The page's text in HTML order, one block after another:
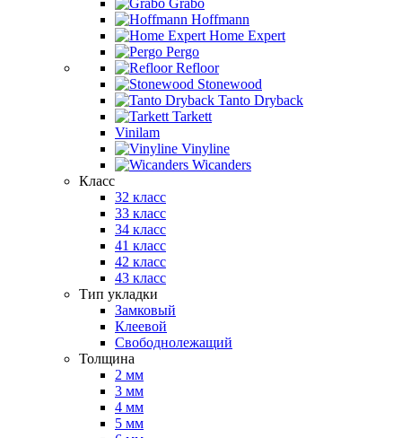
Grabo
Hoffmann
Home Expert
Pergo
Refloor
Stonewood
Tanto Dryback
Tarkett
Vinilam
Vinyline
Wicanders
Класс
32 класс
33 класс
34 класс
41 класс
42 класс
43 класс
Тип укладки
Замковый
Клеевой
Свободнолежащий
Толщина
2 мм
3 мм
4 мм
5 мм